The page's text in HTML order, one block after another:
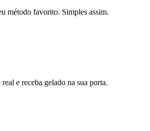
método favorito. Simples assim.
e receba gelado na sua porta.